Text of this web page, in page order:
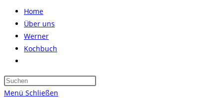
Home
Über uns
Werner
Kochbuch
umschalten
Press
Menü Schließen